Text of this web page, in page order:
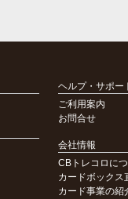
ヘルプ・サポー
ご利用案内
お問合せ
会社情報
CBトレコロに
カードボックス
カード事業の紹